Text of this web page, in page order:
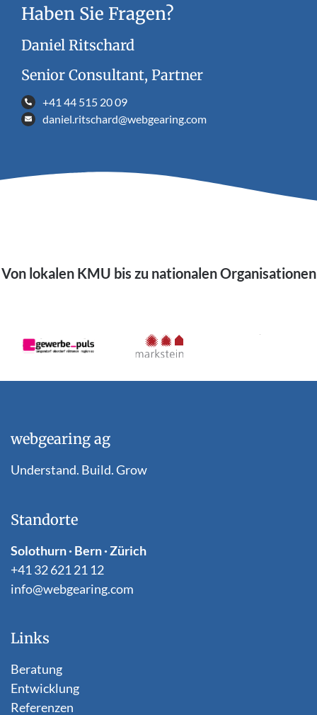
Haben Sie Fragen?
Daniel Ritschard
Senior Consultant, Partner
+41 44 515 20 09
daniel.ritschard@webgearing.com
Von lokalen KMU bis zu nationalen Organisationen
webgearing ag
Understand. Build. Grow
Standorte
Solothurn · Bern · Zürich
+41 32 621 21 12
info@webgearing.com
Links
Beratung
Entwicklung
Referenzen